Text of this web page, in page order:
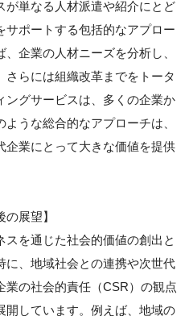
が単なる人材派遣や紹介にとど
サポートする包括的なアプロー
企業の人材ニーズを分析し、
らには組織改革までをトータ
ングサービスは、多くの企業か
うな総合的なアプローチは、
企業にとって大きな価値を提供
展望】
を通じた社会的価値の創出と
に、地域社会との連携や次世代
業の社会的責任（CSR）の観点
開しています。例えば、地域の